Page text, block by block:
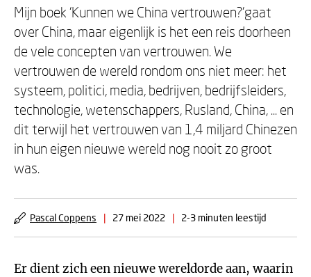
Mijn boek ‘Kunnen we China vertrouwen?’gaat
over China, maar eigenlijk is het een reis doorheen
de vele concepten van vertrouwen. We
vertrouwen de wereld rondom ons niet meer: het
systeem, politici, media, bedrijven, bedrijfsleiders,
technologie, wetenschappers, Rusland, China, ... en
dit terwijl het vertrouwen van 1,4 miljard Chinezen
in hun eigen nieuwe wereld nog nooit zo groot
was.
Pascal Coppens | 27 mei 2022 | 2-3 minuten leestijd
Er dient zich een nieuwe wereldorde aan, waarin